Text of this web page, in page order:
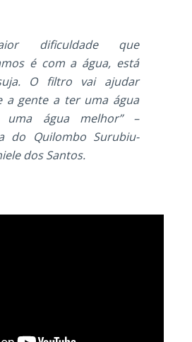
dificuldade que
é com a água, está
O filtro vai ajudar
a gente a ter uma água
uma água melhor” –
do Quilombo Surubiu-
dos Santos.